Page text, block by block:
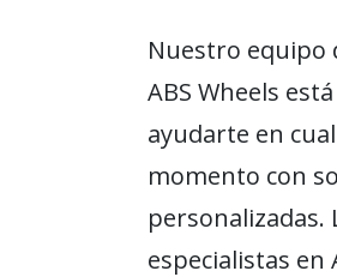
Nuestro equipo
ABS Wheels
ayudarte en
momento con
personalizadas.
especialistas en